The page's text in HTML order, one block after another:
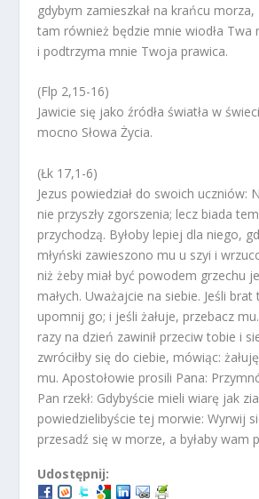
gdybym zamieszkał na krańcu morza,
tam również będzie mnie wiodła Twa
i podtrzyma mnie Twoja prawica.
(Flp 2,15-16)
Jawicie się jako źródła światła w
mocno Słowa Życia.
(Łk 17,1-6)
Jezus powiedział do swoich uczniów:
nie przyszły zgorszenia; lecz biada
przychodzą. Byłoby lepiej dla niego,
młyński zawieszono mu u szyi i
niż żeby miał być powodem grzechu
małych. Uważajcie na siebie. Jeśli
upomnij go; i jeśli żałuje, przebacz
razy na dzień zawinił przeciw tobie i
zwróciłby się do ciebie, mówiąc:
mu. Apostołowie prosili Pana:
Pan rzekł: Gdybyście mieli wiarę jak
powiedzielibyście tej morwie: Wyrwij
przesadź się w morze, a byłaby wam
Udostępnij: